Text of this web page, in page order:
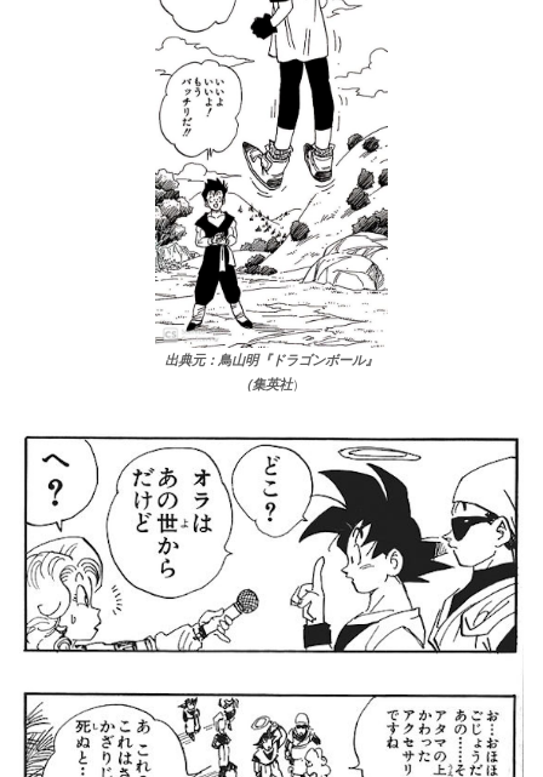
出典元：鳥山明『ドラゴンボール』
（集英社）